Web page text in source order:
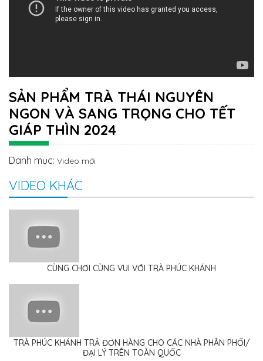
SẢN PHẨM TRÀ THÁI NGUYÊN
NGON VÀ SANG TRỌNG CHO TẾT
GIÁP THÌN 2024
Danh mục: Video mới
VIDEO KHÁC
CÙNG CHƠI CÙNG VUI VỚI TRÀ PHÚC KHÁNH
TRÀ PHÚC KHÁNH TRẢ ĐƠN HÀNG CHO CÁC NHÀ PHÂN PHỐI/
ĐẠI LÝ TRÊN TOÀN QUỐC